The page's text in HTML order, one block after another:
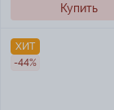
Купить
ХИТ
-44%